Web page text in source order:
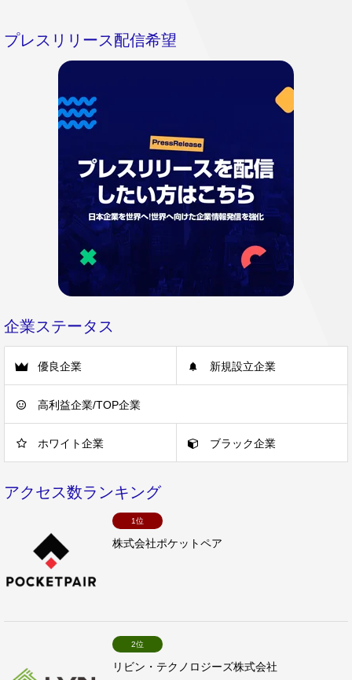
プレスリリース配信希望
企業ステータス
優良企業 新規設立企業
高利益企業/TOP企業
ホワイト企業 ブラック企業
アクセス数ランキング
1位
株式会社ポケットペア
2位
リビン・テクノロジーズ株式会社